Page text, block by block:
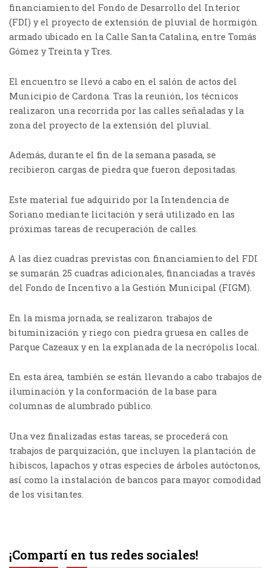
financiamiento del Fondo de Desarrollo del Interior
(FDI) y el proyecto de extensión de pluvial de hormigón
armado ubicado en la Calle Santa Catalina, entre Tomás
Gómez y Treinta y Tres.
El encuentro se llevó a cabo en el salón de actos del
Municipio de Cardona. Tras la reunión, los técnicos
realizaron una recorrida por las calles señaladas y la
zona del proyecto de la extensión del pluvial.
Además, durante el fin de la semana pasada, se
recibieron cargas de piedra que fueron depositadas.
Este material fue adquirido por la Intendencia de
Soriano mediante licitación y será utilizado en las
próximas tareas de recuperación de calles.
A las diez cuadras previstas con financiamiento del FDI
se sumarán 25 cuadras adicionales, financiadas a través
del Fondo de Incentivo a la Gestión Municipal (FIGM).
En la misma jornada, se realizaron trabajos de
bituminización y riego con piedra gruesa en calles de
Parque Cazeaux y en la explanada de la necrópolis local.
En esta área, también se están llevando a cabo trabajos de
iluminación y la conformación de la base para
columnas de alumbrado público.
Una vez finalizadas estas tareas, se procederá con
trabajos de parquización, que incluyen la plantación de
hibiscos, lapachos y otras especies de árboles autóctonos,
así como la instalación de bancos para mayor comodidad
de los visitantes.
¡Compartí en tus redes sociales!